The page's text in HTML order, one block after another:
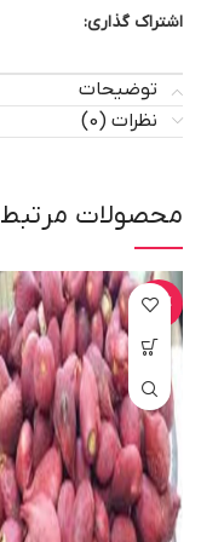
اشتراک گذاری:
توضیحات
نظرات (0)
محصولات مرتبط
-33%